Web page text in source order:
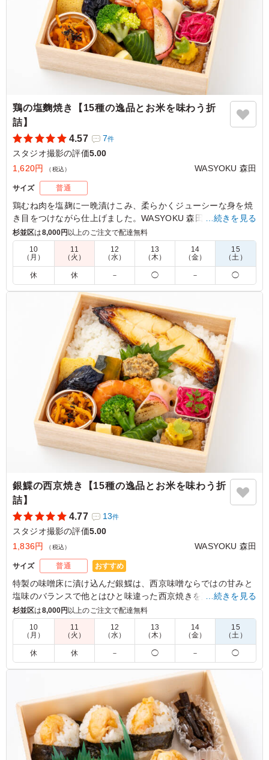
東京都杉並区高円寺南2026/04/16
鶏の塩麴焼き【15種の逸品とお米を味わう折
詰】
4.57
7件
スタジオ撮影の評価5.00
1,620円
（税込） WASYOKU 森田
サイズ 普通
鶏むね肉を塩麹に一晩漬けこみ、柔らかくジューシーな身を焼
き目をつけながら仕上げました。WASYOKU 森田こだわりのお
米は新潟県糸魚川産のコシヒカリ。召し上がっていただくと、
みずみずしさとお米の甘さに驚いていただけると思います。15
種の繊細で華やかな副菜と共にお楽しみください。会議などに
最適です。
鶏肉は塩麹漬けで優しい味付けです。副菜もたくさん入っ
ていて、それぞれおいしくて喜ばれでいました。ごはんも
美味しいです。 バランスよいお弁当でどなたにも喜ばれ
ていました。
ご利用シーン：ロケ・撮影›スタジオ撮影
東京都渋谷区神山町2026/07/09
…続きを見る
杉並区は8,000円 以上のご注文で配達無料
10
（月）
11
（火）
12
（水）
13
（木）
14
（金）
15
（土）
休 休 － ◯ － ◯
銀鰈の西京焼き【15種の逸品とお米を味わう折
詰】
4.77
13件
スタジオ撮影の評価5.00
1,836円
（税込） WASYOKU 森田
サイズ 普通 おすすめ
特製の味噌床に漬け込んだ銀鰈は、⻄京味噌ならではの⽢みと
塩味のバランスで他とはひと味違った⻄京焼きを楽しんでいた
だけます。WASYOKU 森田でも一番人気のメインです。お米は
新潟県糸魚川産のコシヒカリ。口の中に入れるとジューシーさ
とお米の甘みが広がります。お米の美味しさを味わっていただ
けるお米です。15種の店主の腕が光る繊細で豊かな味わいの副
菜と共にお召し上がりください。会議やおもてなしにおすすめ
です。
5.0
魚のお弁当が銀鰈の西京焼きで、魚好きには嬉しい優しい
ですし、味付けも深みがあり、副菜もバランスよく入って
いて、ごはんも美味しいです。 他の種類もまた食べ比べ
てみたいです
…続きを見る
杉並区は8,000円 以上のご注文で配達無料
10
（月）
11
（火）
12
（水）
13
（木）
14
（金）
15
（土）
休 休 － ◯ － ◯